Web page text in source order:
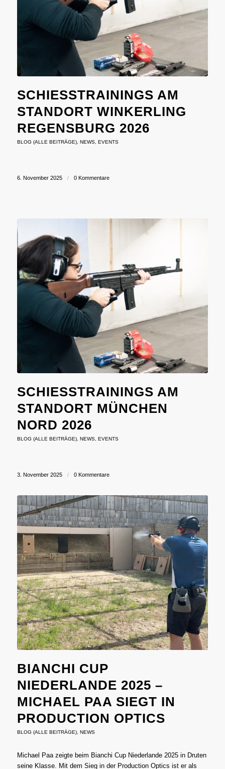
SCHIESSTRAININGS AM S
TANDORT WINKERLING R
EGENSBURG 2026
BLOG (ALLE BEITRÄGE), NEWS, EVENTS
6. November 2025 / 0 Kommentare
SCHIESSTRAININGS AM S
TANDORT MÜNCHEN N
ORD 2026
BLOG (ALLE BEITRÄGE), NEWS, EVENTS
3. November 2025 / 0 Kommentare
BIANCHI CUP
NIEDERLANDE 2025 –
MICHAEL PAA SIEGT IN
PRODUCTION OPTICS
BLOG (ALLE BEITRÄGE), NEWS
Michael Paa zeigte beim Bianchi Cup Niederlande 2025 in Druten
seine Klasse. Mit dem Sieg in der Production Optics ist er als